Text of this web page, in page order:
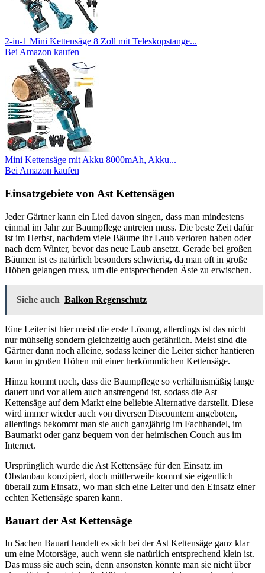
2-in-1 Mini Kettensäge 8 Zoll mit Teleskopstange...
Bei Amazon kaufen
Mini Kettensäge mit Akku 8000mAh, Akku...
Bei Amazon kaufen
Einsatzgebiete von Ast Kettensägen
Jeder Gärtner kann ein Lied davon singen, dass man mindestens
einmal im Jahr zur Baumpflege antreten muss. Die beste Zeit dafür
ist im Herbst, nachdem viele Bäume ihr Laub verloren haben oder
nach dem Winter, bevor das neue Laub ansetzt. Gerade bei großen
Bäumen ist es natürlich besonders schwierig, da man oft in große
Höhen gelangen muss, um die entsprechenden Äste zu erwischen.
Siehe auch Balkon Regenschutz
Eine Leiter ist hier meist die erste Lösung, allerdings ist das nicht
nur mühselig sondern gleichzeitig auch gefährlich. Meist sind die
Gärtner dann noch alleine, sodass keiner die Leiter sicher hantieren
kann in großen Höhen mit einer herkömmlichen Kettensäge.
Hinzu kommt noch, dass die Baumpflege so verhältnismäßig lange
dauert und vor allem auch anstrengend ist, sodass die Ast
Kettensäge auf dem Markt eine beliebte Alternative darstellt. Diese
wird immer wieder auch von diversen Discountern angeboten,
allerdings bekommt man sie auch ganzjährig im Fachhandel, im
Baumarkt oder ganz bequem von der heimischen Couch aus im
Internet.
Ursprünglich wurde die Ast Kettensäge für den Einsatz im
Obstanbau konzipiert, doch mittlerweile kommt sie eigentlich
überall zum Einsatz, wo man sich eine Leiter und den Einsatz einer
echten Kettensäge sparen kann.
Bauart der Ast Kettensäge
In Sachen Bauart handelt es sich bei der Ast Kettensäge ganz klar
um eine Motorsäge, auch wenn sie natürlich entsprechend klein ist.
Das muss sie auch sein, denn ansonsten könnte man sie nicht über